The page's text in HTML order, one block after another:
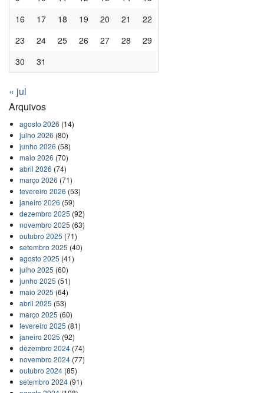
16
17 18 19 20 21
22
23
24 25 26 27 28
29
30
31
« jul
Arquivos
agosto 2026 (14)
julho 2026 (80)
junho 2026 (58)
maio 2026 (70)
abril 2026 (74)
março 2026 (71)
fevereiro 2026 (53)
janeiro 2026 (59)
dezembro 2025 (92)
novembro 2025 (63)
outubro 2025 (71)
setembro 2025 (40)
agosto 2025 (41)
julho 2025 (60)
junho 2025 (51)
maio 2025 (64)
abril 2025 (53)
março 2025 (60)
fevereiro 2025 (81)
janeiro 2025 (92)
dezembro 2024(74)
novembro 2024(77)
outubro 2024(85)
setembro 2024(91)